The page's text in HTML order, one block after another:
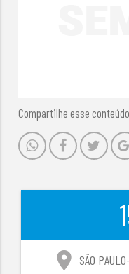
Compartilhe esse
location_on SÃO